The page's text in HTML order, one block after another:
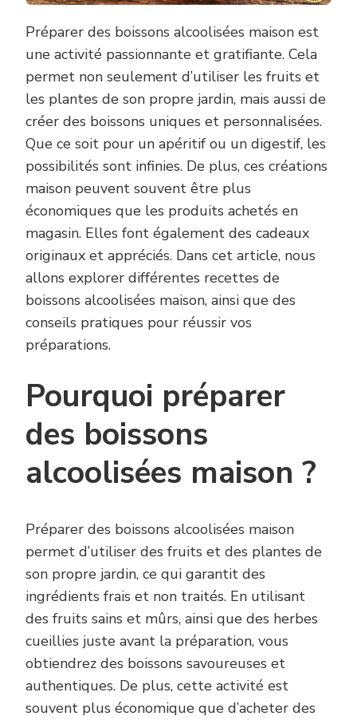
Préparer des boissons alcoolisées maison est
une activité passionnante et gratifiante. Cela
permet non seulement d’utiliser les fruits et
les plantes de son propre jardin, mais aussi de
créer des boissons uniques et personnalisées.
Que ce soit pour un apéritif ou un digestif, les
possibilités sont infinies. De plus, ces créations
maison peuvent souvent être plus
économiques que les produits achetés en
magasin. Elles font également des cadeaux
originaux et appréciés. Dans cet article, nous
allons explorer différentes recettes de
boissons alcoolisées maison, ainsi que des
conseils pratiques pour réussir vos
préparations.
Pourquoi préparer
des boissons
alcoolisées maison ?
Préparer des boissons alcoolisées maison
permet d’utiliser des fruits et des plantes de
son propre jardin, ce qui garantit des
ingrédients frais et non traités. En utilisant
des fruits sains et mûrs, ainsi que des herbes
cueillies juste avant la préparation, vous
obtiendrez des boissons savoureuses et
authentiques. De plus, cette activité est
souvent plus économique que d’acheter des